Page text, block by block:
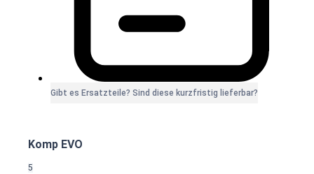
Gibt es Ersatzteile? Sind diese kurzfristig lieferbar?
Komp EVO
5